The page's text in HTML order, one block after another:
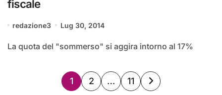
fiscale
redazione3 Lug 30, 2014
La quota del "sommerso" si aggira intorno al 17%
Paginazione
1 2 … 11